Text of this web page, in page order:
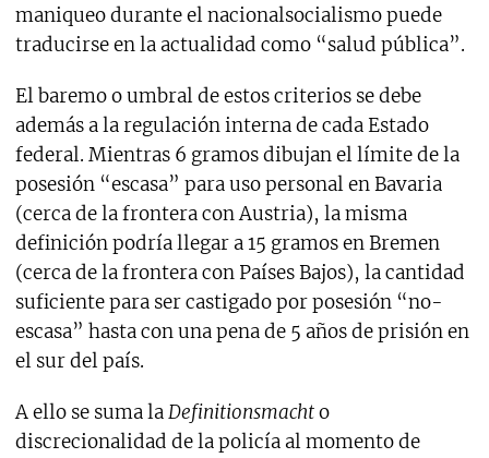
maniqueo durante el nacionalsocialismo puede
traducirse en la actualidad como “salud pública”.
El baremo o umbral de estos criterios se debe
además a la regulación interna de cada Estado
federal. Mientras 6 gramos dibujan el límite de la
posesión “escasa” para uso personal en Bavaria
(cerca de la frontera con Austria), la misma
definición podría llegar a 15 gramos en Bremen
(cerca de la frontera con Países Bajos), la cantidad
suficiente para ser castigado por posesión “no-
escasa” hasta con una pena de 5 años de prisión en
el sur del país.
A ello se suma laDefinitionsmachto
discrecionalidad de la policía al momento de